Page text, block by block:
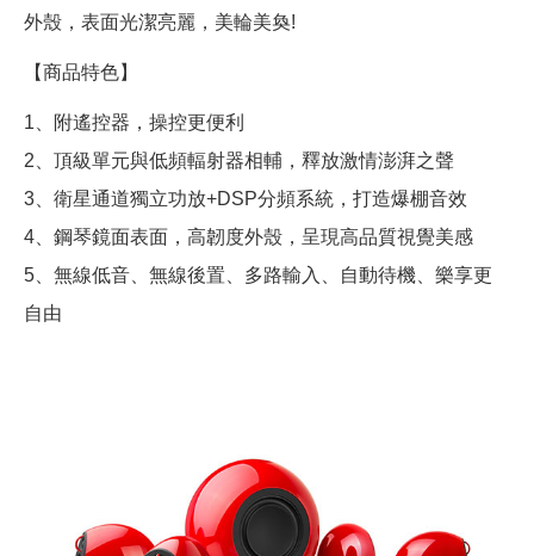
外殼，表面光潔亮麗，美輪美奐!
【商品特色】
1、附遙控器，操控更便利
2、頂級單元與低頻輻射器相輔，釋放激情澎湃之聲
3、衛星通道獨立功放+DSP分頻系統，打造爆棚音效
4、鋼琴鏡面表面，高韌度外殼，呈現高品質視覺美感
5、無線低音、無線後置、多路輸入、自動待機、樂享更
自由